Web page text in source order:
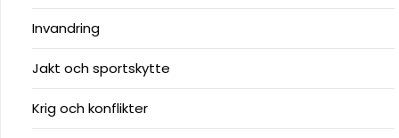
Invandring
Jakt och sportskytte
Krig och konflikter